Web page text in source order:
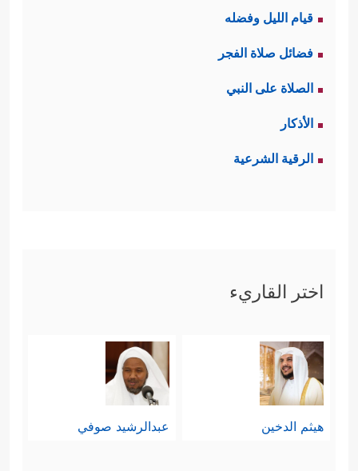
قيام الليل وفضله
فضائل صلاة الفجر
الصلاة على النبي
الأذكار
الرقية الشرعية
اختر القاريء
هيثم الدخين عبدالرشيد صوفي